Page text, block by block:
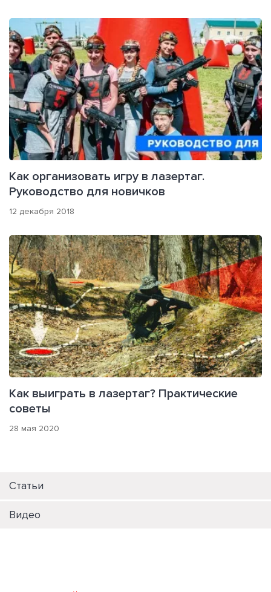
Как организовать игру в лазертаг.
Руководство для новичков
12 декабря 2018
Как выиграть в лазертаг? Практические
советы
28 мая 2020
Статьи
Видео